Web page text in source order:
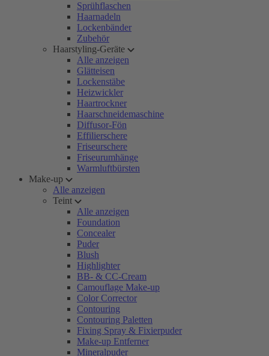
Sprühflaschen
Haarnadeln
Lockenbänder
Zubehör
Haarstyling-Geräte
Alle anzeigen
Glätteisen
Lockenstäbe
Heizwickler
Haartrockner
Haarschneidemaschine
Diffusor-Fön
Effilierschere
Friseurschere
Friseurumhänge
Warmluftbürsten
Make-up
Alle anzeigen
Teint
Alle anzeigen
Foundation
Concealer
Puder
Blush
Highlighter
BB- & CC-Cream
Camouflage Make-up
Color Corrector
Contouring
Contouring Paletten
Fixing Spray & Fixierpuder
Make-up Entferner
Mineralpuder